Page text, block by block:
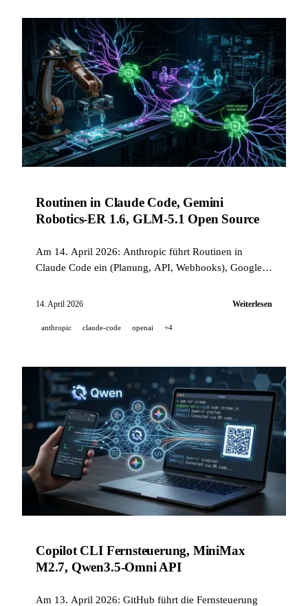
Routinen in Claude Code, Gemini
Robotics-ER 1.6, GLM-5.1 Open Source
Am 14. April 2026: Anthropic führt Routinen in
Claude Code ein (Planung, API, Webhooks), Google
dem Lesen industrieller Instrumente, Z.ai öffnet GLM-
neue Funktionen.
14. April 2026 Weiterlesen
anthropic claude-code openai +4
Copilot CLI Fernsteuerung, MiniMax
M2.7, Qwen3.5-Omni API
Am 13. April 2026: GitHub führt die Fernsteuerung